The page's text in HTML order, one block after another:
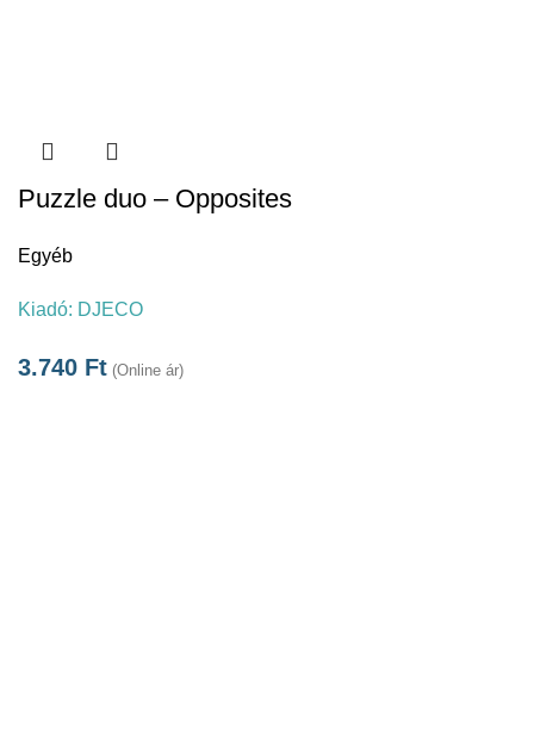
Puzzle duo – Opposites
Egyéb
Kiadó: DJECO
3.740 Ft (Online ár)